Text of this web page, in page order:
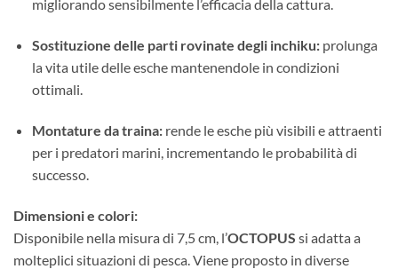
migliorando sensibilmente l’efficacia della cattura.
Sostituzione delle parti rovinate degli inchiku:prolunga
la vita utile delle esche mantenendole in condizioni
ottimali.
Montature da traina:rende le esche più visibili e attraenti
per i predatori marini, incrementando le probabilità di
successo.
Dimensioni e colori:
Disponibile nella misura di 7,5 cm, l’OCTOPUS si adatta a
molteplici situazioni di pesca. Viene proposto in diverse